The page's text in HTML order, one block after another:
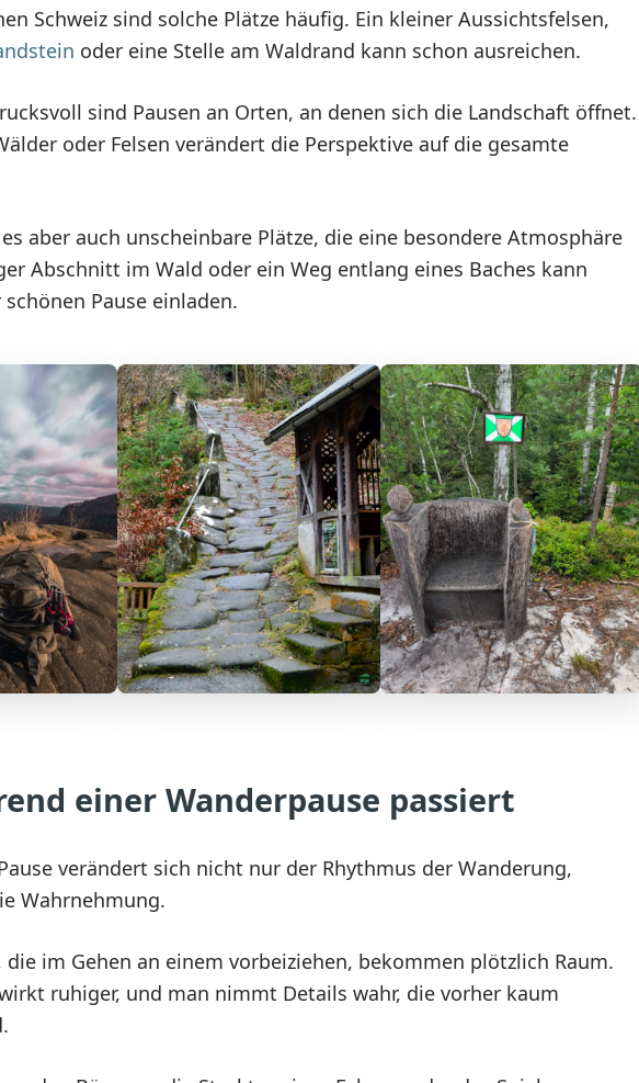
Schweiz sind solche Plätze häufig. Ein kleiner Aussichtsfelsen,
oder eine Stelle am Waldrand kann schon ausreichen.
sind Pausen an Orten, an denen sich die Landschaft öffnet.
oder Felsen verändert die Perspektive auf die gesamte
aber auch unscheinbare Plätze, die eine besondere Atmosphäre
Abschnitt im Wald oder ein Weg entlang eines Baches kann
Pause einladen.
einer Wanderpause passiert
verändert sich nicht nur der Rhythmus der Wanderung,
Wahrnehmung.
die im Gehen an einem vorbeiziehen, bekommen plötzlich Raum.
ruhiger, und man nimmt Details wahr, die vorher kaum